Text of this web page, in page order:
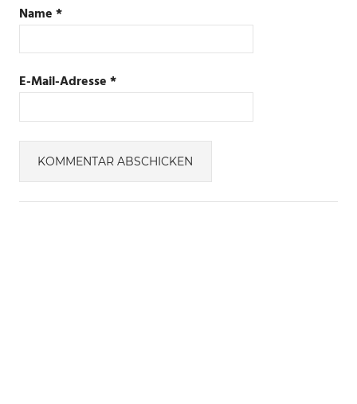
Name*
E-Mail-Adresse*